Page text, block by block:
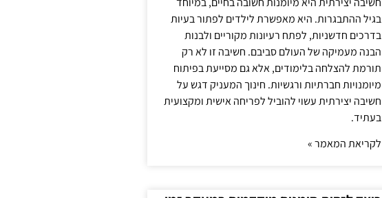
בגיל ההתבגרות. היא מאפשרת לילדים לפתור בעיות
בדרכים חדשניות, לפתח רעיונות מקוריים ולבנות
הבנה מעמיקה של העולם סביבם. חשיבה זו לא רק
תורמת להצלחה בלימודים, אלא גם מסייעת בפיתוח
מיומנויות חברתיות ורגשיות. חינוך המעניק דגש על
חשיבה יצירתית עשוי להוביל לפריחה אישית ומקצועית
בעתיד.
לקריאת המאמר »